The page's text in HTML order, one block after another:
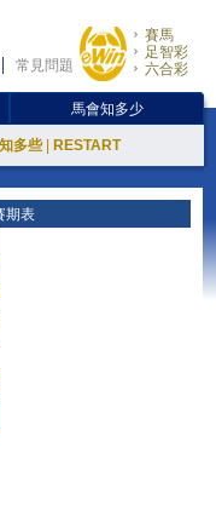
常見問題
賽馬
足智彩
六合彩
馬會知多少
多些 RESTART
期表